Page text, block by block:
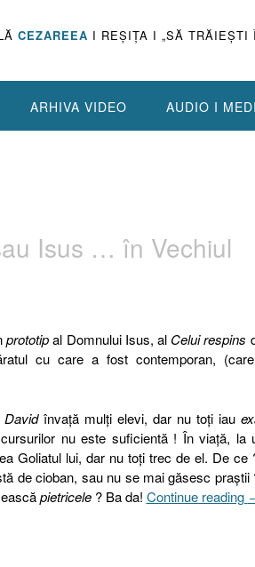
CEZAREEA I REŞIŢA I „SĂ TRĂIEŞTI
ARHIVA VIDEO AUDIO I
Isus … în Vechiul
prototipal Domnului Isus, al Celui respins
cu care a fost contemporan,
Davidînvaţă mulţi elevi, dar nu toţi iau
nu este suficientă ! În viaţă, la
Goliatul lui, dar nu toţi trec de el. De ce
de cioban, sau nu se mai găsesc
pietricele? Ba da! Continue reading